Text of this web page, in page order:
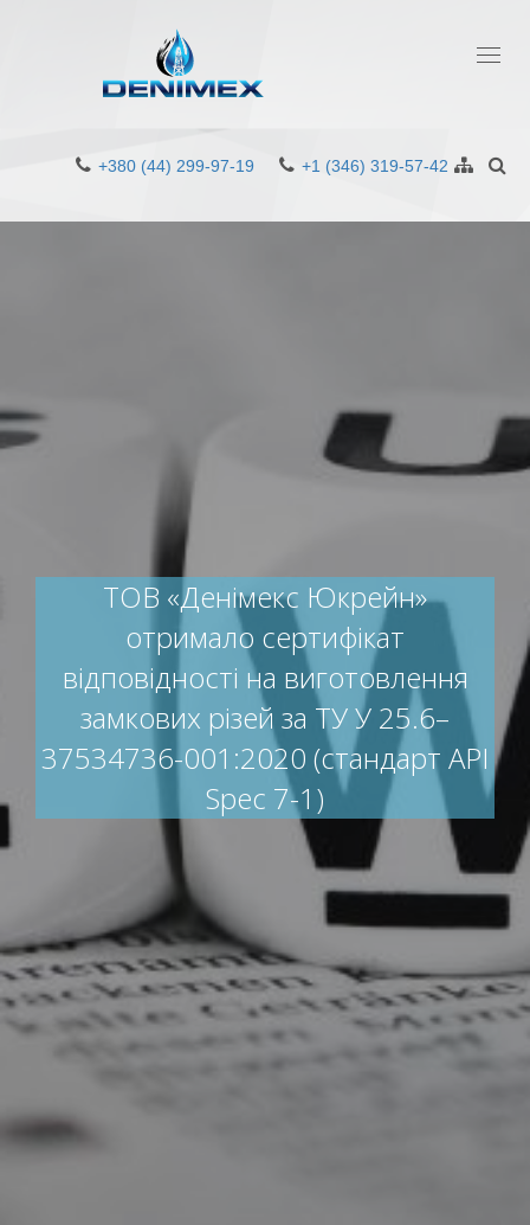
+380 (44) 299-97-19 +1 (346) 319-57-42
ТОВ «Денімекс Юкрейн»
отримало сертифікат
відповідності на виготовлення
замкових різей за ТУ У 25.6–
37534736-001:2020 (стандарт API
Spec 7-1)